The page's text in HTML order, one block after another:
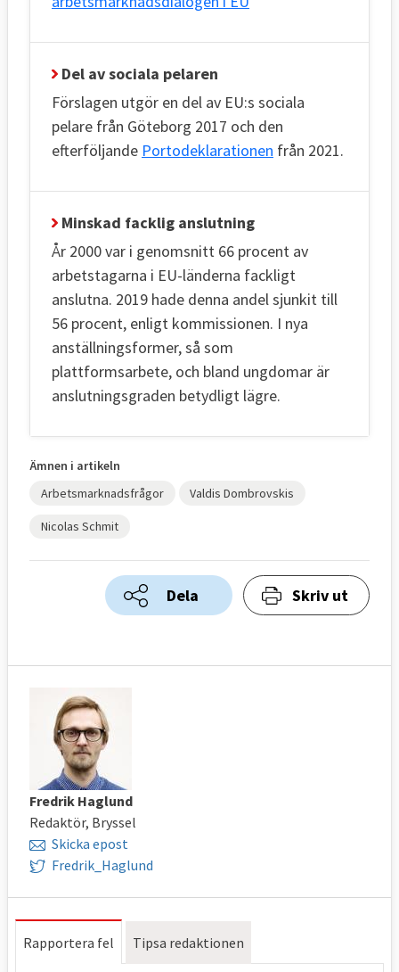
Del av sociala pelaren
Förslagen utgör en del av EU:s sociala
pelare från Göteborg 2017 och den
efterföljande Portodeklarationen från 2021.
Minskad facklig anslutning
År 2000 var i genomsnitt 66 procent av
arbetstagarna i EU-länderna fackligt
anslutna. 2019 hade denna andel sjunkit till
56 procent, enligt kommissionen. I nya
anställningsformer, så som
plattformsarbete, och bland ungdomar är
anslutningsgraden betydligt lägre.
Ämnen i artikeln
Arbetsmarknadsfrågor
Valdis Dombrovskis
Nicolas Schmit
Dela Skriv ut
Fredrik Haglund
Redaktör, Bryssel
Skicka epost
Fredrik_Haglund
Rapportera fel Tipsa redaktionen